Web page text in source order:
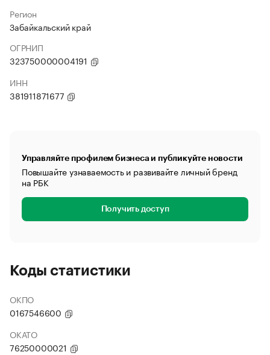
Регион
Забайкальский край
ОГРНИП
323750000004191
ИНН
381911871677
Управляйте профилем бизнеса и публикуйте новости
Повышайте узнаваемость и развивайте личный бренд
на РБК
Получить доступ
Коды статистики
ОКПО
0167546600
ОКАТО
76250000021